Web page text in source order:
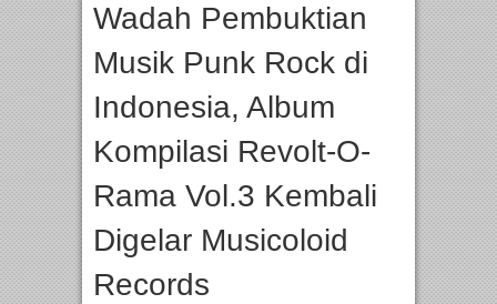
Perpaduan Warisan Dan Semangat Lokal, BIRKENSTOCK INDONESIA
Jakarta dengan Ribuan Mainan dan Produk Bayi dari Seluruh Dunia,
Wadah Pembuktian
Musik Punk Rock di
Indonesia, Album
Kompilasi Revolt-O-
Rama Vol.3 Kembali
Digelar Musicoloid
Records